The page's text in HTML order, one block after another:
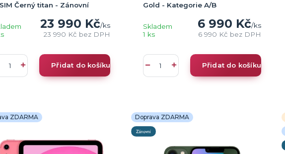
Černý titan - Zánovní
23 990 Kč/ks
23 990 Kč bez DPH
Přidat do košíku
Gold - Kategorie A/B
6 990 Kč/ks
6 990 Kč bez DPH
Skladem
1 ks
Přidat do košíku
ZDARMA Doprava ZDARMA